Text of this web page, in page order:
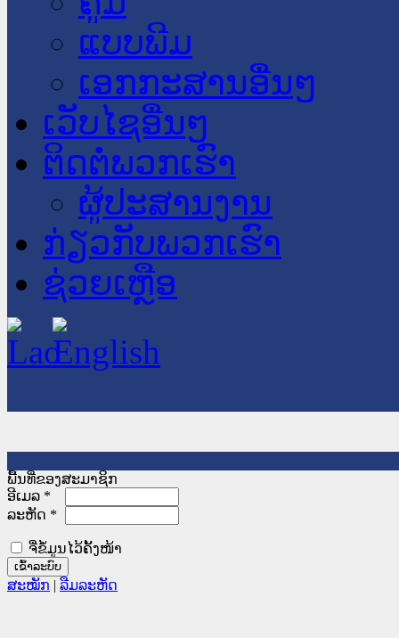
ແບບພີມ
ເອກກະສານອື່ນໆ
ເວັບໄຊອື່ນໆ
ຕິດຕໍ່ພວກເຮົາ
ຜູ້ປະສານງານ
ກ່ຽວກັບພວກເຮົາ
ຊ່ວຍເຫຼືອ
ພື້ນທີ່ຂອງສະມາຊິກ
ອີເມລ *
ລະຫັດ *
ຈື່ຂໍ້ມູນໄວ້ຄັ້ງໜ້າ
ສະໝັກ | ລືມລະຫັດ